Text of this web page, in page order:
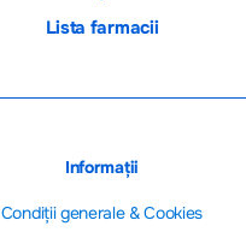
Lista farmacii
Informații
Сondiții generale & Cookies